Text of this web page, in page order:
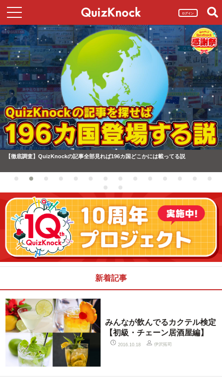
【徹底調査】QuizKnockの記事全部見れば196カ国どこかには載ってる説
ログイン
新着記事
みんなが飲んでるカクテル検定
【初級・チェーン居酒屋編】
2016.10.18 伊沢拓司